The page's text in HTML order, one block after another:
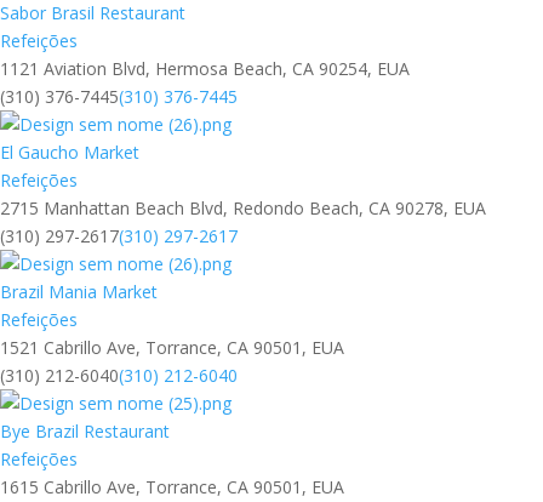
Sabor Brasil Restaurant
Refeições
1121 Aviation Blvd, Hermosa Beach, CA 90254, EUA
(310) 376-7445(310) 376-7445
El Gaucho Market
Refeições
2715 Manhattan Beach Blvd, Redondo Beach, CA 90278, EUA
(310) 297-2617(310) 297-2617
Brazil Mania Market
Refeições
1521 Cabrillo Ave, Torrance, CA 90501, EUA
(310) 212-6040(310) 212-6040
Bye Brazil Restaurant
Refeições
1615 Cabrillo Ave, Torrance, CA 90501, EUA